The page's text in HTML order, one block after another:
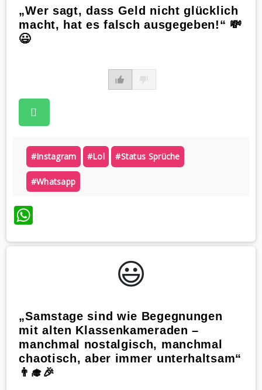
„Wer sagt, dass Geld nicht glücklich
macht, hat es falsch ausgegeben!“ 💸
😃
#instagram #lol #status Sprüche
#whatsapp
WhatsApp
😃️
„Samstage sind wie Begegnungen
mit alten Klassenkameraden –
manchmal nostalgisch, manchmal
chaotisch, aber immer unterhaltsam“
👨‍🎓🎉